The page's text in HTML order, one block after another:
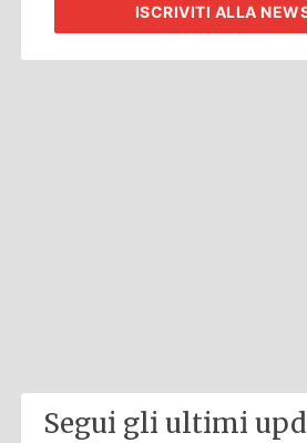
ISCRIVITI ALLA
Segui gli ultimi